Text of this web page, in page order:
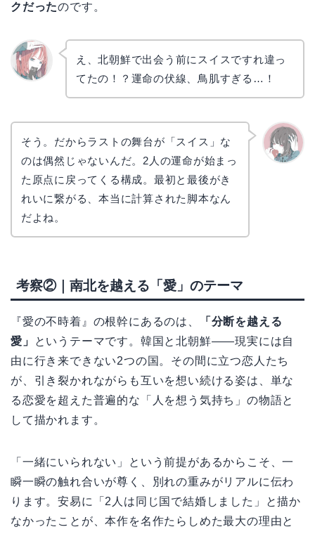
クだったのです。
え、北朝鮮で出会う前にスイスですれ違っ
てたの！？運命の伏線、鳥肌すぎる…！
そう。だからラストの舞台が「スイス」な
のは偶然じゃないんだ。2人の運命が始まっ
た原点に戻ってくる構成。最初と最後がき
れいに繋がる、本当に計算された脚本なん
だよね。
考察②｜南北を越える「愛」のテーマ
『愛の不時着』の根幹にあるのは、
「分断を越える
愛」
というテーマです。韓国と北朝鮮——現実には自
由に行き来できない2つの国。その間に立つ恋人たち
が、引き裂かれながらも互いを想い続ける姿は、単な
る恋愛を超えた普遍的な「人を想う気持ち」の物語と
して描かれます。
「一緒にいられない」という前提があるからこそ、一
瞬一瞬の触れ合いが尊く、別れの重みがリアルに伝わ
ります。安易に「2人は同じ国で結婚しました」と描か
なかったことが、本作を名作たらしめた最大の理由と